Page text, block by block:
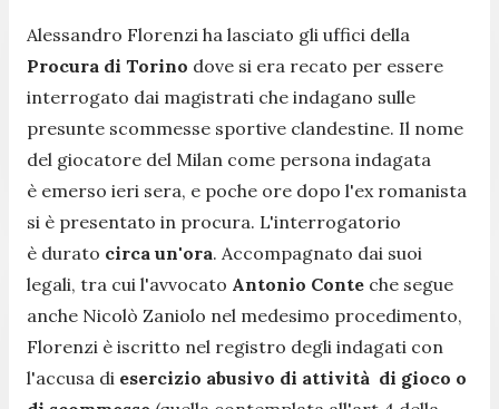
Alessandro Florenzi ha lasciato gli uffici della
Procura di Torino dove si era recato per essere
interrogato dai magistrati che indagano sulle
presunte scommesse sportive clandestine. Il nome
del giocatore del Milan come persona indagata
è emerso ieri sera, e poche ore dopo l'ex romanista
si è presentato in procura. L'interrogatorio
è durato circa un'ora. Accompagnato dai suoi
legali, tra cui l'avvocato Antonio Conte che segue
anche Nicolò Zaniolo nel medesimo procedimento,
Florenzi è iscritto nel registro degli indagati con
l'accusa di esercizio abusivo di attività di gioco o